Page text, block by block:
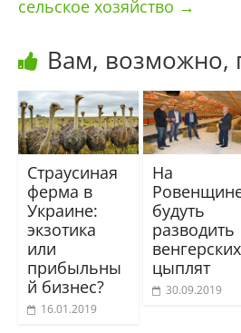
сельское хозяйство →
Вам, возможно,
Страусиная
ферма в
Украине:
экзотика
или
прибыльны
й бизнес?
16.01.2019
На
будуть
разводить
венгерских
цыплят
30.09.2019